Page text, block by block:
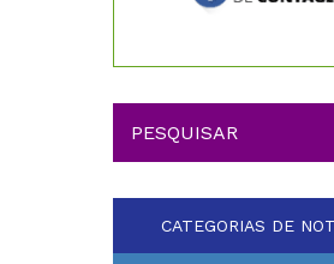
CATEGORIAS DE